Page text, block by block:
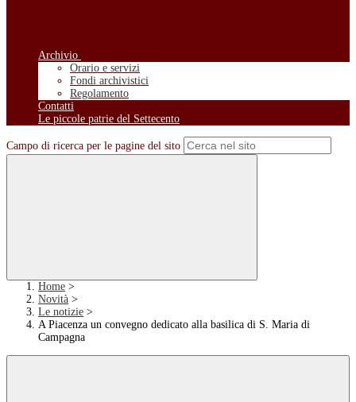
Archivio
Orario e servizi
Fondi archivistici
Regolamento
Contatti
Le piccole patrie del Settecento
Campo di ricerca per le pagine del sito
Home >
Novità >
Le notizie >
A Piacenza un convegno dedicato alla basilica di S. Maria di
Campagna